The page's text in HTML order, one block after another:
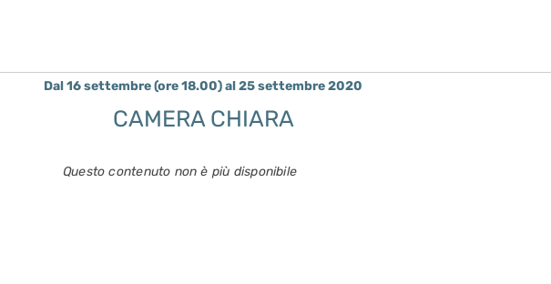
Dal 16 settembre (ore 18.00) al 25 settembre 2020
CAMERA CHIARA
Questo contenuto non è più disponibile